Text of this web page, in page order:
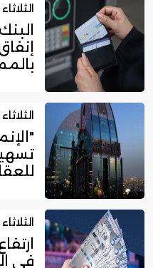
الثلاثاء ٠٤ / أغسطس / ٢٠٢٦
الثلاثاء ٠٤ / أغسطس / ٢٠٢٦
الثلاثاء ٠٤ / أغسطس / ٢٠٢٦